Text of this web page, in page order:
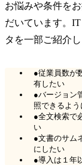
お悩みや条件を
だいています。
タを一部ご紹介し
●従業員数が
有したい
●バージョン
照できるよ
●全文検索で
い
●文書のサム
にしたい
●導入は１年